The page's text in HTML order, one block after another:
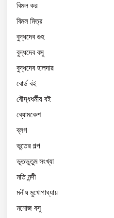
বিমল কর
বিমল মিত্র
বুদ্ধদেব গুহ
বুদ্ধদেব বসু
বুদ্ধদেব হালদার
বোর্ড বই
বৌদ্ধধর্মীয় বই
ব্যোমকেশ
ব্লগ
ভুতের গল্প
ভূতভুতুম সংখ্যা
মতি নন্দী
মনীষ মুখোপাধ্যায়
মনোজ বসু